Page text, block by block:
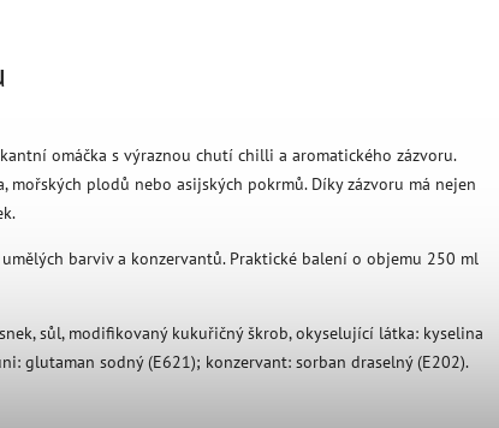
omáčka s výraznou chutí chilli a aromatického zázvoru.
mořských plodů nebo asijských pokrmů. Díky zázvoru má nejen
barviv a konzervantů. Praktické balení o objemu 250 ml
sůl, modifikovaný kukuřičný škrob, okyselující látka: kyselina
glutaman sodný (E621); konzervant: sorban draselný (E202).